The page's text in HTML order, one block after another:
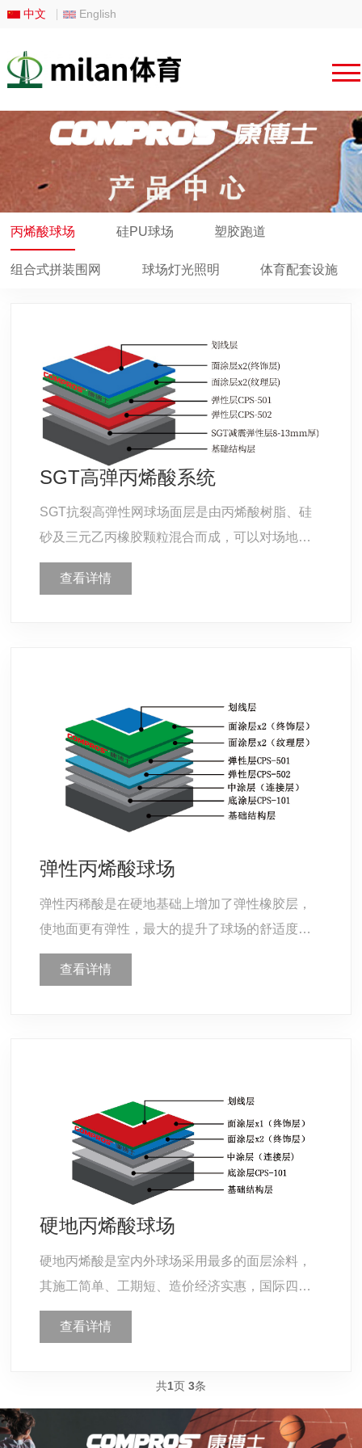
中文 English
丙烯酸球场 硅PU球场 塑胶跑道
组合式拼装围网 球场灯光照明 体育配套设施
SGT高弹丙烯酸系统
SGT抗裂高弹性网球场面层是由丙烯酸树脂、硅
砂及三元乙丙橡胶颗粒混合而成，可以对场地的
球速进行调节，弹性更高，脚感更加舒适。
查看详情
弹性丙烯酸球场
弹性丙稀酸是在硬地基础上增加了弹性橡胶层，
使地面更有弹性，最大的提升了球场的舒适度，
施工厚度为3-8mm，能提供不同的弹性面层，使
运动员更加健康不易受伤，是专业网球赛事及高
查看详情
硬地丙烯酸球场
硬地丙烯酸是室内外球场采用最多的面层涂料，
其施工简单、工期短、造价经济实惠，国际四大
网球公开赛中美网及澳网所选用类型。丙烯酸面
层涂料为水性环保材料其颜色丰富美观，具有良
查看详情
共1页 3条